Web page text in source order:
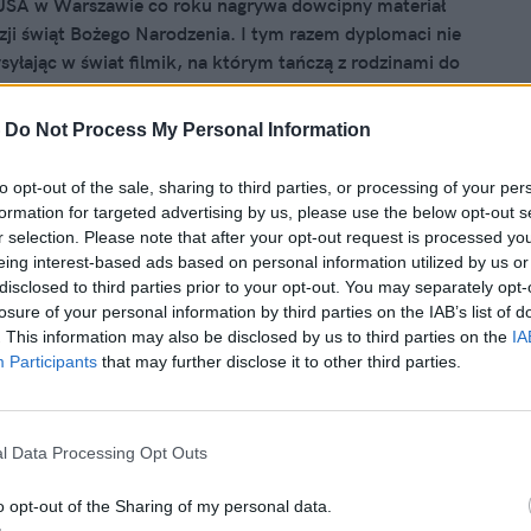
Do Not Process My Personal Information
opt-out of the sale, sharing to third parties, or processing of your
for targeted advertising by us, please use the below opt-out
selection. Please note that after your opt-out request is processed
interest-based ads based on personal information utilized by us
to third parties prior to your opt-out. You may separately
of your personal information by third parties on the IAB’s list of
This information may also be disclosed by us to third parties on the
Participants that may further disclose it to other third parties.
Data Processing Opt Outs
opt-out of the Sharing of my personal data.
w Warszawie co roku nagrywa dowcipny materiał
świąt Bożego Narodzenia. I tym razem dyplomaci nie
w świat filmik, na którym tańczą z rodzinami do
Bell Rock".
15:19
dosadnie o ustawie uderzającej w
z każdego punktu widzenia"
TVN powróciła niespodziewanie. Sejm odrzucił uchwałę
odrzucenia noweli ustawy o radiofonii i telewizji, co
tym, że ustawa koniec końców trafiła na biurko
Mocny komentarz opublikował w związku z tym Tomasz
której Polska potrzebuje.